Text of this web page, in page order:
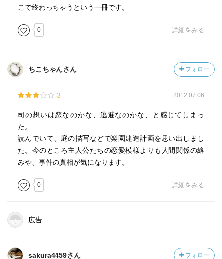
こで終わっちゃうという一冊です。
0 詳細をみる
ちこちゃんさん フォロー
3 2012.07.06
司の想いは恋なのかな、逃避なのかな、と感じてしまっ
た。
読んでいて、庭の描写などで楽園建造計画を思い出しまし
た。今のところ主人公たちの恋愛模様よりも人間関係の絡
みや、事件の真相が気になります。
0 詳細をみる
広告
sakura4459さん フォロー